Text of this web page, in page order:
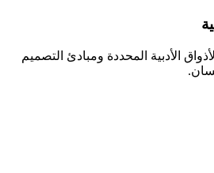
الأدبية المحددة ومبادئ التصميم